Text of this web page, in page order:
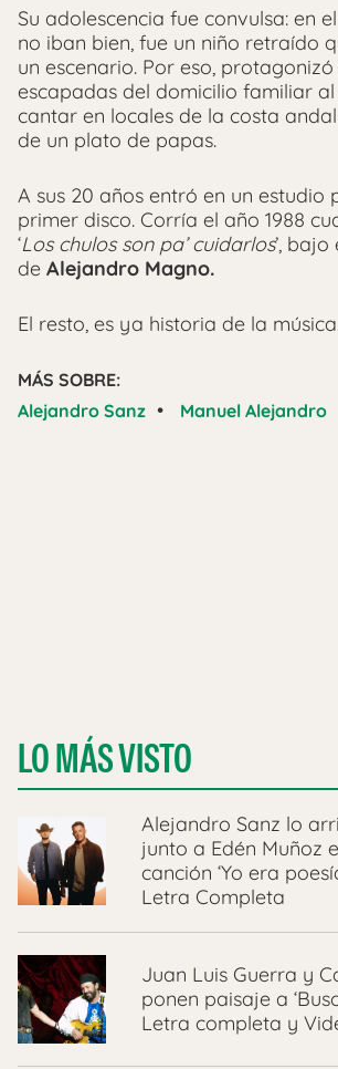
Su adolescencia fue convulsa: en
no iban bien, fue un niño retraído
un escenario. Por eso,
escapadas del domicilio familiar
cantar en locales de la costa
de un plato de papas.
A sus 20 años entró en un estudio
primer disco. Corría el año 1988
‘Los chulos son pa’ cuidarlos’,
de Alejandro Magno.
El resto, es ya historia de la
MÁS SOBRE:
Alejandro Sanz • Manuel Alejandro
LO MÁS VISTO
Alejandro Sanz lo
junto a Edén Muñoz
canción ‘Yo era
Letra Completa
Juan Luis Guerra y
ponen paisaje a
Letra completa y